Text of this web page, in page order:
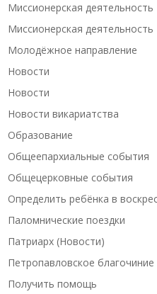
Миссионерская деятельность
Миссионерская деятельность
Молодёжное направление
Новости
Новости
Новости викариатства
Образование
Общеепархиальные события
Общецерковные события
Определить ребёнка в
Паломнические поездки
Патриарх (Новости)
Петропавловское благочиние
Получить помощь